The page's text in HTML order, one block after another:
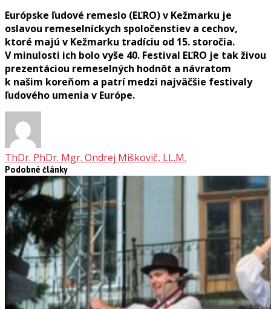
Európske ľudové remeslo (EĽRO) v Kežmarku je
oslavou remeselníckych spoločenstiev a cechov,
ktoré majú v Kežmarku tradíciu od 15. storočia.
V minulosti ich bolo vyše 40. Festival EĽRO je tak živou
prezentáciou remeselných hodnôt a návratom
k našim koreňom a patrí medzi najväčšie festivaly
ľudového umenia v Európe.
ThDr. PhDr. Mgr. Ondrej Miškovič, LL.M.
Podobné články